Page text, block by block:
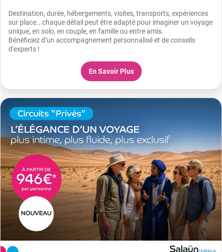
Destination, durée, hébergements, visites, transports, expériences
sur place… chaque détail peut être adapté pour imaginer un voyage
unique, en solo, en couple, en famille ou entre amis.
Bénéficiez d’un accompagnement personnalisé et de conseils
d'experts !
En Savoir Plus